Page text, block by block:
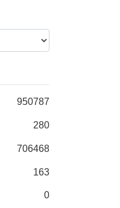
950787
280
706468
163
0